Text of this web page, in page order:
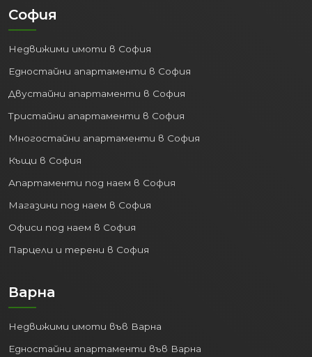
София
Недвижими имоти в София
Едностайни апартаменти в София
Двустайни апартаменти в София
Тристайни апартаменти в София
Многостайни апартаменти в София
Къщи в София
Апартаменти под наем в София
Магазини под наем в София
Офиси под наем в София
Парцели и терени в София
Варна
Недвижими имоти във Варна
Едностайни апартаменти във Варна